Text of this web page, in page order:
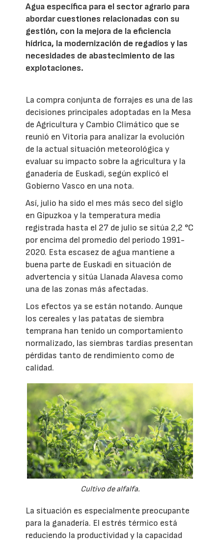
Agua específica para el sector agrario para
abordar cuestiones relacionadas con su
gestión, con la mejora de la eficiencia
hídrica, la modernización de regadíos y las
necesidades de abastecimiento de las
explotaciones.
La compra conjunta de forrajes es una de las
decisiones principales adoptadas en la Mesa
de Agricultura y Cambio Climático que se
reunió en Vitoria para analizar la evolución
de la actual situación meteorológica y
evaluar su impacto sobre la agricultura y la
ganadería de Euskadi, según explicó el
Gobierno Vasco en una nota.
Así, julio ha sido el mes más seco del siglo
en Gipuzkoa y la temperatura media
registrada hasta el 27 de julio se sitúa 2,2 °C
por encima del promedio del periodo 1991-
2020. Esta escasez de agua mantiene a
buena parte de Euskadi en situación de
advertencia y sitúa Llanada Alavesa como
una de las zonas más afectadas.
Los efectos ya se están notando. Aunque
los cereales y las patatas de siembra
temprana han tenido un comportamiento
normalizado, las siembras tardías presentan
pérdidas tanto de rendimiento como de
calidad.
Cultivo de alfalfa.
La situación es especialmente preocupante
para la ganadería. El estrés térmico está
reduciendo la productividad y la capacidad